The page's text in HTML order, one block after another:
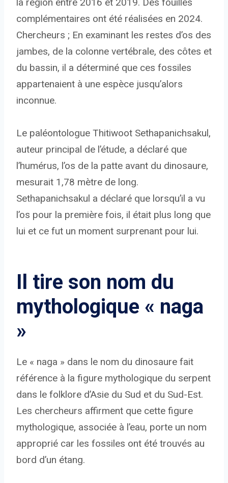
la région entre 2016 et 2019. Des fouilles
complémentaires ont été réalisées en 2024.
Chercheurs ; En examinant les restes d’os des
jambes, de la colonne vertébrale, des côtes et
du bassin, il a déterminé que ces fossiles
appartenaient à une espèce jusqu’alors
inconnue.
Le paléontologue Thitiwoot Sethapanichsakul,
auteur principal de l’étude, a déclaré que
l’humérus, l’os de la patte avant du dinosaure,
mesurait 1,78 mètre de long.
Sethapanichsakul a déclaré que lorsqu’il a vu
l’os pour la première fois, il était plus long que
lui et ce fut un moment surprenant pour lui.
Il tire son nom du
mythologique « naga
»
Le « naga » dans le nom du dinosaure fait
référence à la figure mythologique du serpent
dans le folklore d’Asie du Sud et du Sud-Est.
Les chercheurs affirment que cette figure
mythologique, associée à l’eau, porte un nom
approprié car les fossiles ont été trouvés au
bord d’un étang.